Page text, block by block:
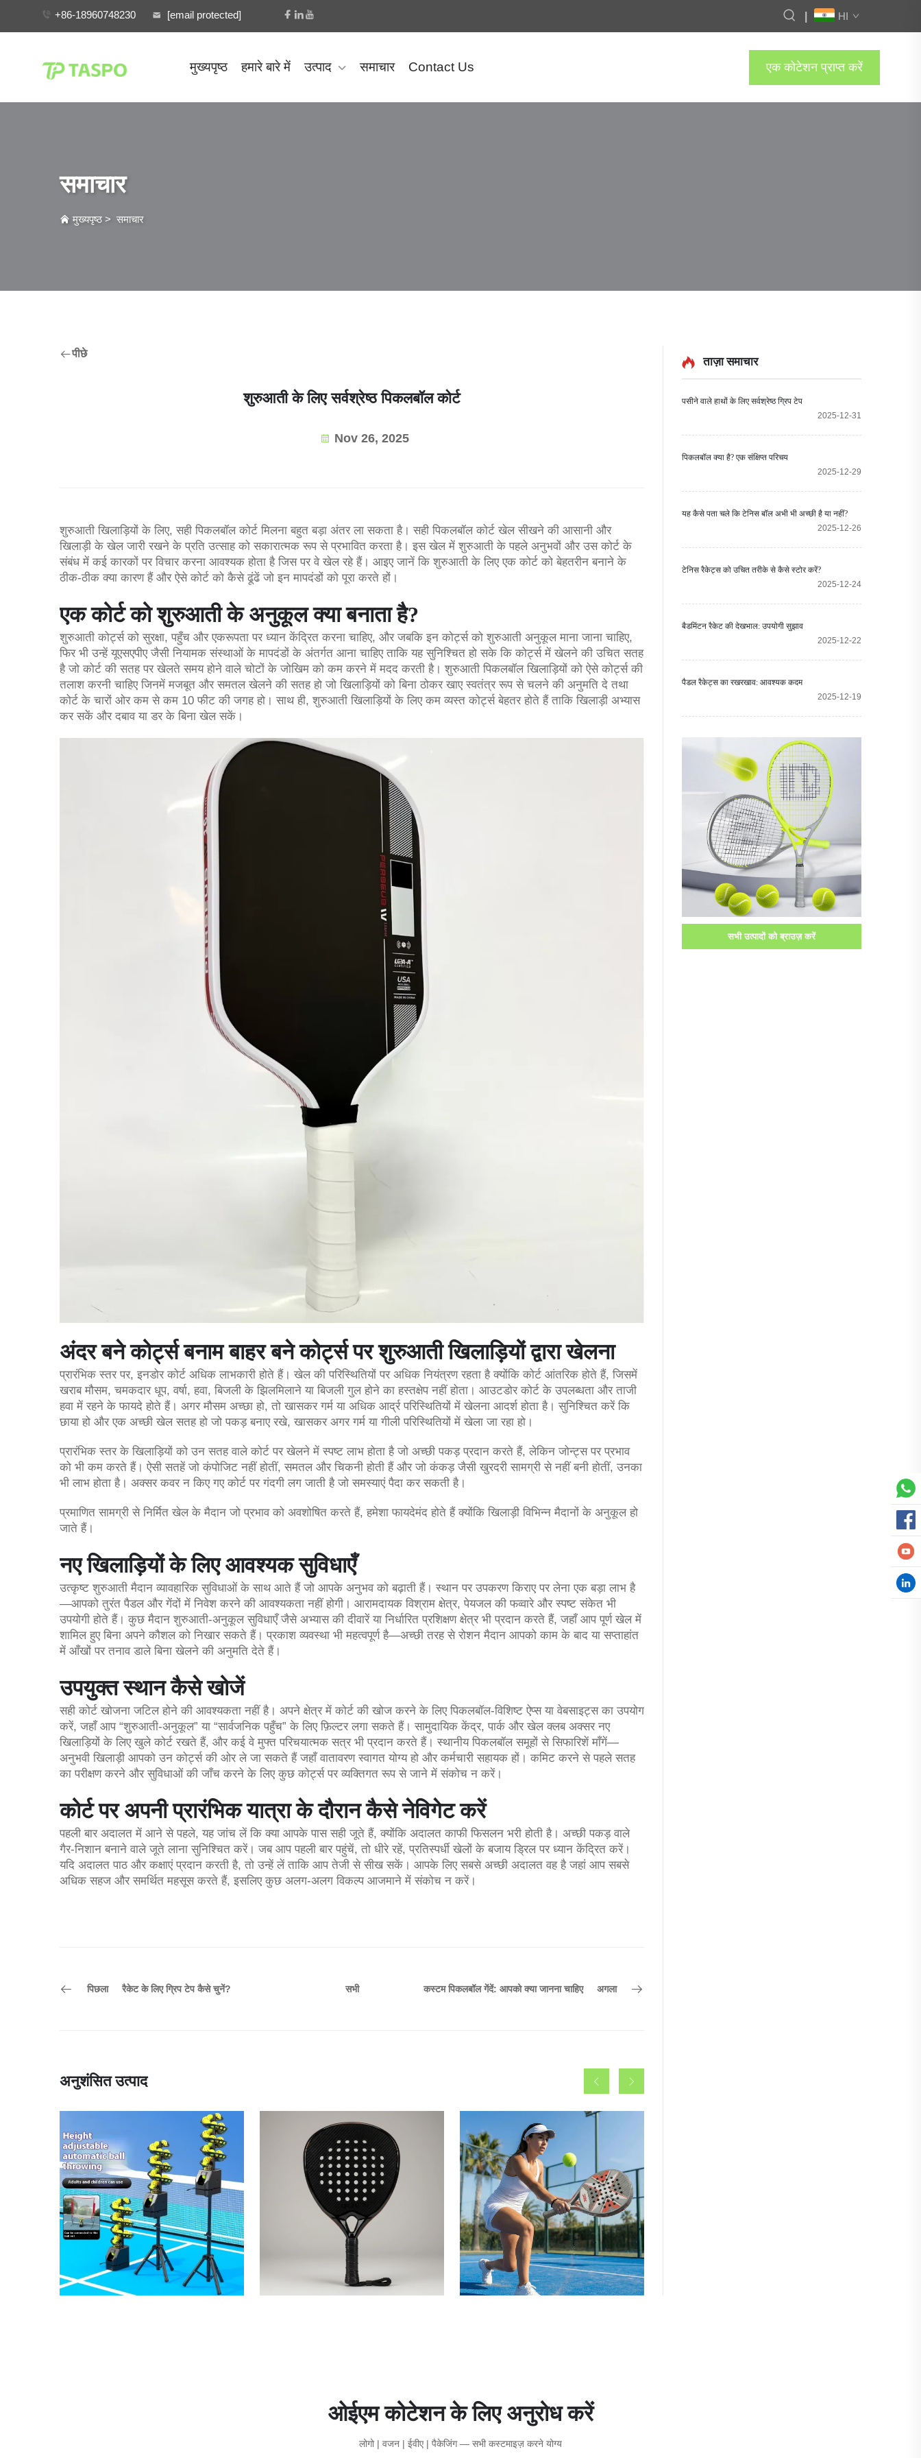
+86-18960748230 [email protected] HI
मुख्यपृष्ठ हमारे बारे में उत्पाद समाचार Contact Us एक कोटेशन प्राप्त करें
समाचार
मुख्यपृष्ठ > समाचार
पीछे
शुरुआती के लिए सर्वश्रेष्ठ पिकलबॉल कोर्ट
Nov 26, 2025
शुरुआती खिलाड़ियों के लिए, सही पिकलबॉल कोर्ट मिलना बहुत बड़ा अंतर ला सकता है। सही पिकलबॉल कोर्ट खेल सीखने की आसानी और
खिलाड़ी के खेल जारी रखने के प्रति उत्साह को सकारात्मक रूप से प्रभावित करता है। इस खेल में शुरुआती के पहले अनुभवों और उस कोर्ट के
संबंध में कई कारकों पर विचार करना आवश्यक होता है जिस पर वे खेल रहे हैं। आइए जानें कि शुरुआती के लिए एक कोर्ट को बेहतरीन बनाने के
ठीक-ठीक क्या कारण हैं और ऐसे कोर्ट को कैसे ढूंढें जो इन मापदंडों को पूरा करते हों।
एक कोर्ट को शुरुआती के अनुकूल क्या बनाता है?
शुरुआती कोर्ट्स को सुरक्षा, पहुँच और एकरूपता पर ध्यान केंद्रित करना चाहिए, और जबकि इन कोर्ट्स को शुरुआती अनुकूल माना जाना चाहिए,
फिर भी उन्हें यूएसएपीए जैसी नियामक संस्थाओं के मापदंडों के अंतर्गत आना चाहिए ताकि यह सुनिश्चित हो सके कि कोर्ट्स में खेलने की उचित सतह
है जो कोर्ट की सतह पर खेलते समय होने वाले चोटों के जोखिम को कम करने में मदद करती है। शुरुआती पिकलबॉल खिलाड़ियों को ऐसे कोर्ट्स की
तलाश करनी चाहिए जिनमें मजबूत और समतल खेलने की सतह हो जो खिलाड़ियों को बिना ठोकर खाए स्वतंत्र रूप से चलने की अनुमति दे तथा
कोर्ट के चारों ओर कम से कम 10 फीट की जगह हो। साथ ही, शुरुआती खिलाड़ियों के लिए कम व्यस्त कोर्ट्स बेहतर होते हैं ताकि खिलाड़ी अभ्यास
कर सकें और दबाव या डर के बिना खेल सकें।
अंदर बने कोर्ट्स बनाम बाहर बने कोर्ट्स पर शुरुआती खिलाड़ियों द्वारा खेलना
प्रारंभिक स्तर पर, इनडोर कोर्ट अधिक लाभकारी होते हैं। खेल की परिस्थितियों पर अधिक नियंत्रण रहता है क्योंकि कोर्ट आंतरिक होते हैं, जिसमें
खराब मौसम, चमकदार धूप, वर्षा, हवा, बिजली के झिलमिलाने या बिजली गुल होने का हस्तक्षेप नहीं होता। आउटडोर कोर्ट के उपलब्धता और ताजी
हवा में रहने के फायदे होते हैं। अगर मौसम अच्छा हो, तो खासकर गर्म या अधिक आर्द्र परिस्थितियों में खेलना आदर्श होता है। सुनिश्चित करें कि
छाया हो और एक अच्छी खेल सतह हो जो पकड़ बनाए रखे, खासकर अगर गर्म या गीली परिस्थितियों में खेला जा रहा हो।
प्रारंभिक स्तर के खिलाड़ियों को उन सतह वाले कोर्ट पर खेलने में स्पष्ट लाभ होता है जो अच्छी पकड़ प्रदान करते हैं, लेकिन जोन्ट्स पर प्रभाव
को भी कम करते हैं। ऐसी सतहें जो कंपोजिट नहीं होतीं, समतल और चिकनी होती हैं और जो कंकड़ जैसी खुरदरी सामग्री से नहीं बनी होतीं, उनका
भी लाभ होता है। अक्सर कवर न किए गए कोर्ट पर गंदगी लग जाती है जो समस्याएं पैदा कर सकती है।
प्रमाणित सामग्री से निर्मित खेल के मैदान जो प्रभाव को अवशोषित करते हैं, हमेशा फायदेमंद होते हैं क्योंकि खिलाड़ी विभिन्न मैदानों के अनुकूल हो
जाते हैं।
नए खिलाड़ियों के लिए आवश्यक सुविधाएँ
उत्कृष्ट शुरुआती मैदान व्यावहारिक सुविधाओं के साथ आते हैं जो आपके अनुभव को बढ़ाती हैं। स्थान पर उपकरण किराए पर लेना एक बड़ा लाभ है
—आपको तुरंत पैडल और गेंदों में निवेश करने की आवश्यकता नहीं होगी। आरामदायक विश्राम क्षेत्र, पेयजल की फव्वारे और स्पष्ट संकेत भी
उपयोगी होते हैं। कुछ मैदान शुरुआती-अनुकूल सुविधाएँ जैसे अभ्यास की दीवारें या निर्धारित प्रशिक्षण क्षेत्र भी प्रदान करते हैं, जहाँ आप पूर्ण खेल में
शामिल हुए बिना अपने कौशल को निखार सकते हैं। प्रकाश व्यवस्था भी महत्वपूर्ण है—अच्छी तरह से रोशन मैदान आपको काम के बाद या सप्ताहांत
में आँखों पर तनाव डाले बिना खेलने की अनुमति देते हैं।
उपयुक्त स्थान कैसे खोजें
सही कोर्ट खोजना जटिल होने की आवश्यकता नहीं है। अपने क्षेत्र में कोर्ट की खोज करने के लिए पिकलबॉल-विशिष्ट ऐप्स या वेबसाइट्स का उपयोग
करें, जहाँ आप “शुरुआती-अनुकूल” या “सार्वजनिक पहुँच” के लिए फ़िल्टर लगा सकते हैं। सामुदायिक केंद्र, पार्क और खेल क्लब अक्सर नए
खिलाड़ियों के लिए खुले कोर्ट रखते हैं, और कई वे मुफ्त परिचयात्मक सत्र भी प्रदान करते हैं। स्थानीय पिकलबॉल समूहों से सिफारिशें माँगें—
अनुभवी खिलाड़ी आपको उन कोर्ट्स की ओर ले जा सकते हैं जहाँ वातावरण स्वागत योग्य हो और कर्मचारी सहायक हों। कमिट करने से पहले सतह
का परीक्षण करने और सुविधाओं की जाँच करने के लिए कुछ कोर्ट्स पर व्यक्तिगत रूप से जाने में संकोच न करें।
कोर्ट पर अपनी प्रारंभिक यात्रा के दौरान कैसे नेविगेट करें
पहली बार अदालत में आने से पहले, यह जांच लें कि क्या आपके पास सही जूते हैं, क्योंकि अदालत काफी फिसलन भरी होती है। अच्छी पकड़ वाले
गैर-निशान बनाने वाले जूते लाना सुनिश्चित करें। जब आप पहली बार पहुंचें, तो धीरे रहें, प्रतिस्पर्धी खेलों के बजाय ड्रिल पर ध्यान केंद्रित करें।
यदि अदालत पाठ और कक्षाएं प्रदान करती है, तो उन्हें लें ताकि आप तेजी से सीख सकें। आपके लिए सबसे अच्छी अदालत वह है जहां आप सबसे
अधिक सहज और समर्थित महसूस करते हैं, इसलिए कुछ अलग-अलग विकल्प आजमाने में संकोच न करें।
पिछला रैकेट के लिए ग्रिप टेप कैसे चुनें? सभी कस्टम पिकलबॉल गेंदें: आपको क्या जानना चाहिए अगला
अनुशंसित उत्पाद
ताज़ा समाचार
पसीने वाले हाथों के लिए सर्वश्रेष्ठ ग्रिप टेप
2025-12-31
पिकलबॉल क्या है? एक संक्षिप्त परिचय
2025-12-29
यह कैसे पता चले कि टेनिस बॉल अभी भी अच्छी है या नहीं?
2025-12-26
टेनिस रैकेट्स को उचित तरीके से कैसे स्टोर करें?
2025-12-24
बैडमिंटन रैकेट की देखभाल: उपयोगी सुझाव
2025-12-22
पैडल रैकेट्स का रखरखाव: आवश्यक कदम
2025-12-19
सभी उत्पादों को ब्राउज़ करें
ओईएम कोटेशन के लिए अनुरोध करें
लोगो | वजन | ईवीए | पैकेजिंग — सभी कस्टमाइज़ करने योग्य